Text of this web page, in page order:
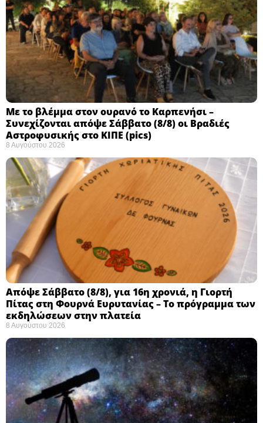
Με το βλέμμα στον ουρανό το Καρπενήσι –
Συνεχίζονται απόψε Σάββατο (8/8) οι Βραδιές
Αστροφυσικής στο ΚΙΠΕ (pics)
8 Αυγούστου 2026
Απόψε Σάββατο (8/8), για 16η χρονιά, η Γιορτή
Πίτας στη Φουρνά Ευρυτανίας – Το πρόγραμμα των
εκδηλώσεων στην πλατεία
8 Αυγούστου 2026